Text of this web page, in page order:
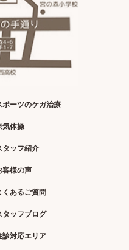
ポーツのケガ治療
気体操
タッフ紹介
客様の声
くあるご質問
タッフブログ
診対応エリア